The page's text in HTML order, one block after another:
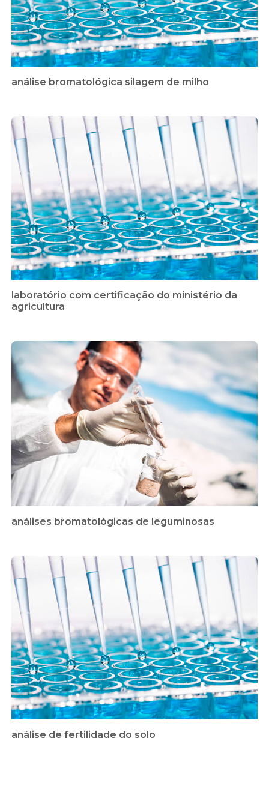
análise bromatológica silagem de milho
laboratório com certificação do ministério da
agricultura
análises bromatológicas de leguminosas
análise de fertilidade do solo